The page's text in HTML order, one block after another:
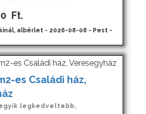
Ft.
albérlet - 2026-08-08 - Pest -
es Családi ház,
legkedveltebb,